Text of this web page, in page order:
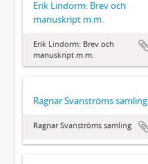
Erik Lindorm: Brev och
manuskript m.m.
Erik Lindorm: Brev och
manuskript m.m.
Ragnar Svanströms samling
Ragnar Svanströms samling